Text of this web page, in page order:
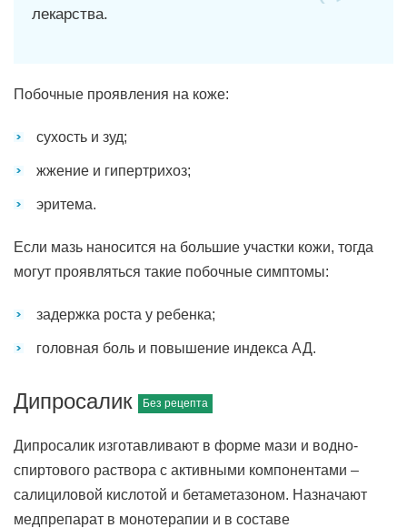
лекарства.
Побочные проявления на коже:
сухость и зуд;
жжение и гипертрихоз;
эритема.
Если мазь наносится на большие участки кожи, тогда
могут проявляться такие побочные симптомы:
задержка роста у ребенка;
головная боль и повышение индекса АД.
Дипросалик
Дипросалик изготавливают в форме мази и водно-
спиртового раствора с активными компонентами –
салициловой кислотой и бетаметазоном. Назначают
медпрепарат в монотерапии и в составе